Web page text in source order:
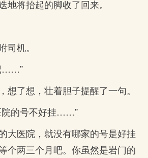
地将抬起的脚收了回来。
司机。
……”
想了想，壮着胆子提醒了一句。
院的号不好挂……”
大医院，就没有哪家的号是好挂
个两三个月吧。你虽然是岩门的